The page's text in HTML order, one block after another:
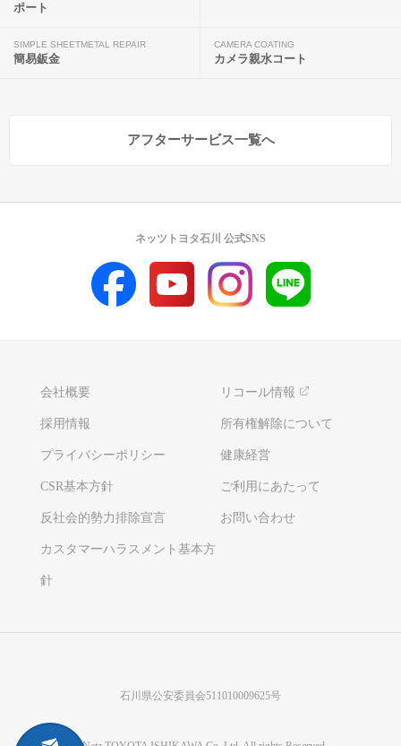
ポート
SIMPLE SHEETMETAL REPAIR
簡易鈑金
CAMERA COATING
カメラ親水コート
アフターサービス一覧へ
会社概要 リコール情報
採用情報 所有権解除について
プライバシーポリシー 健康経営
CSR基本方針 ご利用にあたって
反社会的勢力排除宣言 お問い合わせ
カスタマーハラスメント基本方
針
ネッツトヨタ石川 公式SNS
石川県公安委員会511010009625号